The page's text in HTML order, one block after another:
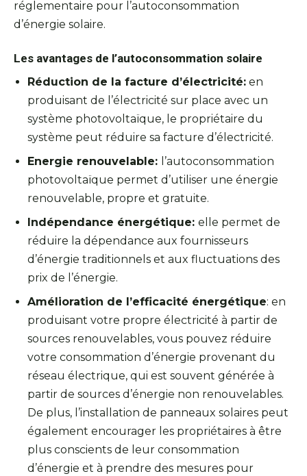
réglementaire pour l’autoconsommation
d’énergie solaire.
Les avantages de l’autoconsommation solaire
Réduction de la facture d’électricité: en
produisant de l’électricité sur place avec un
système photovoltaïque, le propriétaire du
système peut réduire sa facture d’électricité.
Energie renouvelable: l’autoconsommation
photovoltaïque permet d’utiliser une énergie
renouvelable, propre et gratuite.
Indépendance énergétique: elle permet de
réduire la dépendance aux fournisseurs
d’énergie traditionnels et aux fluctuations des
prix de l’énergie.
Amélioration de l’efficacité énergétique: en
produisant votre propre électricité à partir de
sources renouvelables, vous pouvez réduire
votre consommation d’énergie provenant du
réseau électrique, qui est souvent générée à
partir de sources d’énergie non renouvelables.
De plus, l’installation de panneaux solaires peut
également encourager les propriétaires à être
plus conscients de leur consommation
d’énergie et à prendre des mesures pour